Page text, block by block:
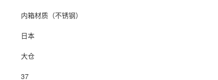
内箱材质（不锈钢）
日本
大仓
37